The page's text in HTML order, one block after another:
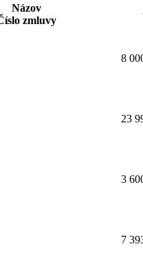
Názov
zmluvy
8
23
3
7